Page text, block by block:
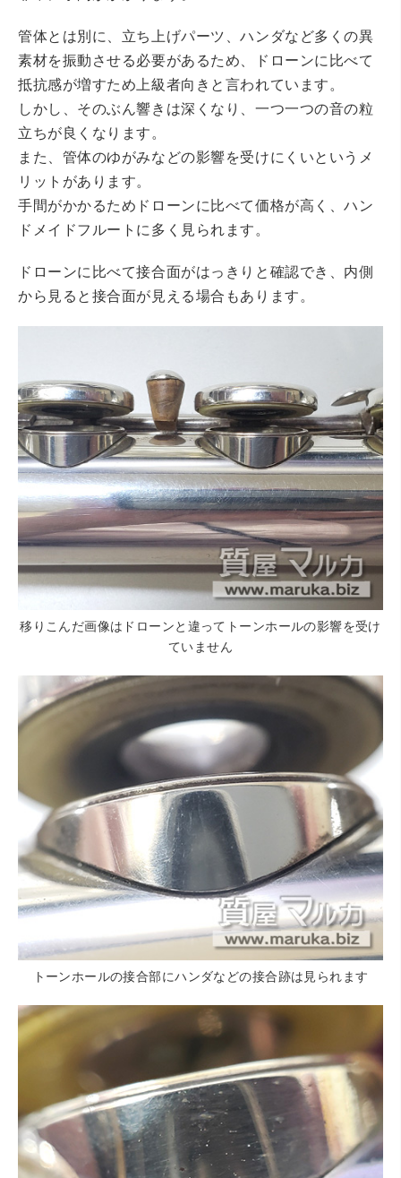
管体とは別に、立ち上げパーツ、ハンダなど多くの異
素材を振動させる必要があるため、ドローンに比べて
抵抗感が増すため上級者向きと言われています。
しかし、そのぶん響きは深くなり、一つ一つの音の粒
立ちが良くなります。
また、管体のゆがみなどの影響を受けにくいというメ
リットがあります。
手間がかかるためドローンに比べて価格が高く、ハン
ドメイドフルートに多く見られます。
ドローンに比べて接合面がはっきりと確認でき、内側
から見ると接合面が見える場合もあります。
移りこんだ画像はドローンと違ってトーンホールの影響を受け
ていません
トーンホールの接合部にハンダなどの接合跡は見られます